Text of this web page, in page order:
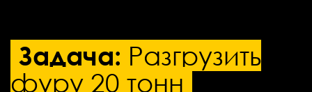
Задача: Разгрузить
фуру 20 тонн